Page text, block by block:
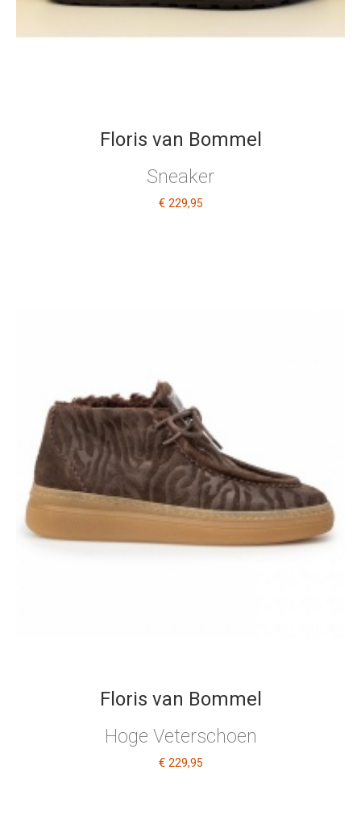
Floris van Bommel
Sneaker
€ 229,95
Floris van Bommel
Hoge Veterschoen
€ 229,95